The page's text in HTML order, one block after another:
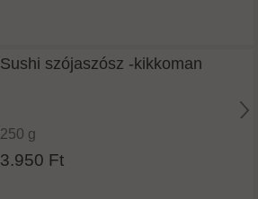
Sushi szójaszósz -kikkoman
250 g
3.950 Ft